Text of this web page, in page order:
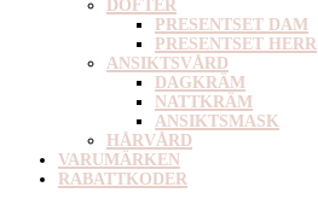
DOFTER
PRESENTSET DAM
PRESENTSET HERR
ANSIKTSVÅRD
DAGKRÄM
NATTKRÄM
ANSIKTSMASK
HÅRVÅRD
VARUMÄRKEN
RABATTKODER